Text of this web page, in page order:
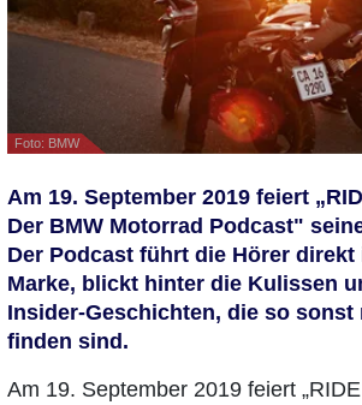
Foto: BMW
Am 19. September 2019 feiert
Der BMW Motorrad Podcast"
Der Podcast führt die Hörer direkt
Marke, blickt hinter die Kulissen
Insider-Geschichten, die so sonst
finden sind.
Am 19. September 2019 feiert